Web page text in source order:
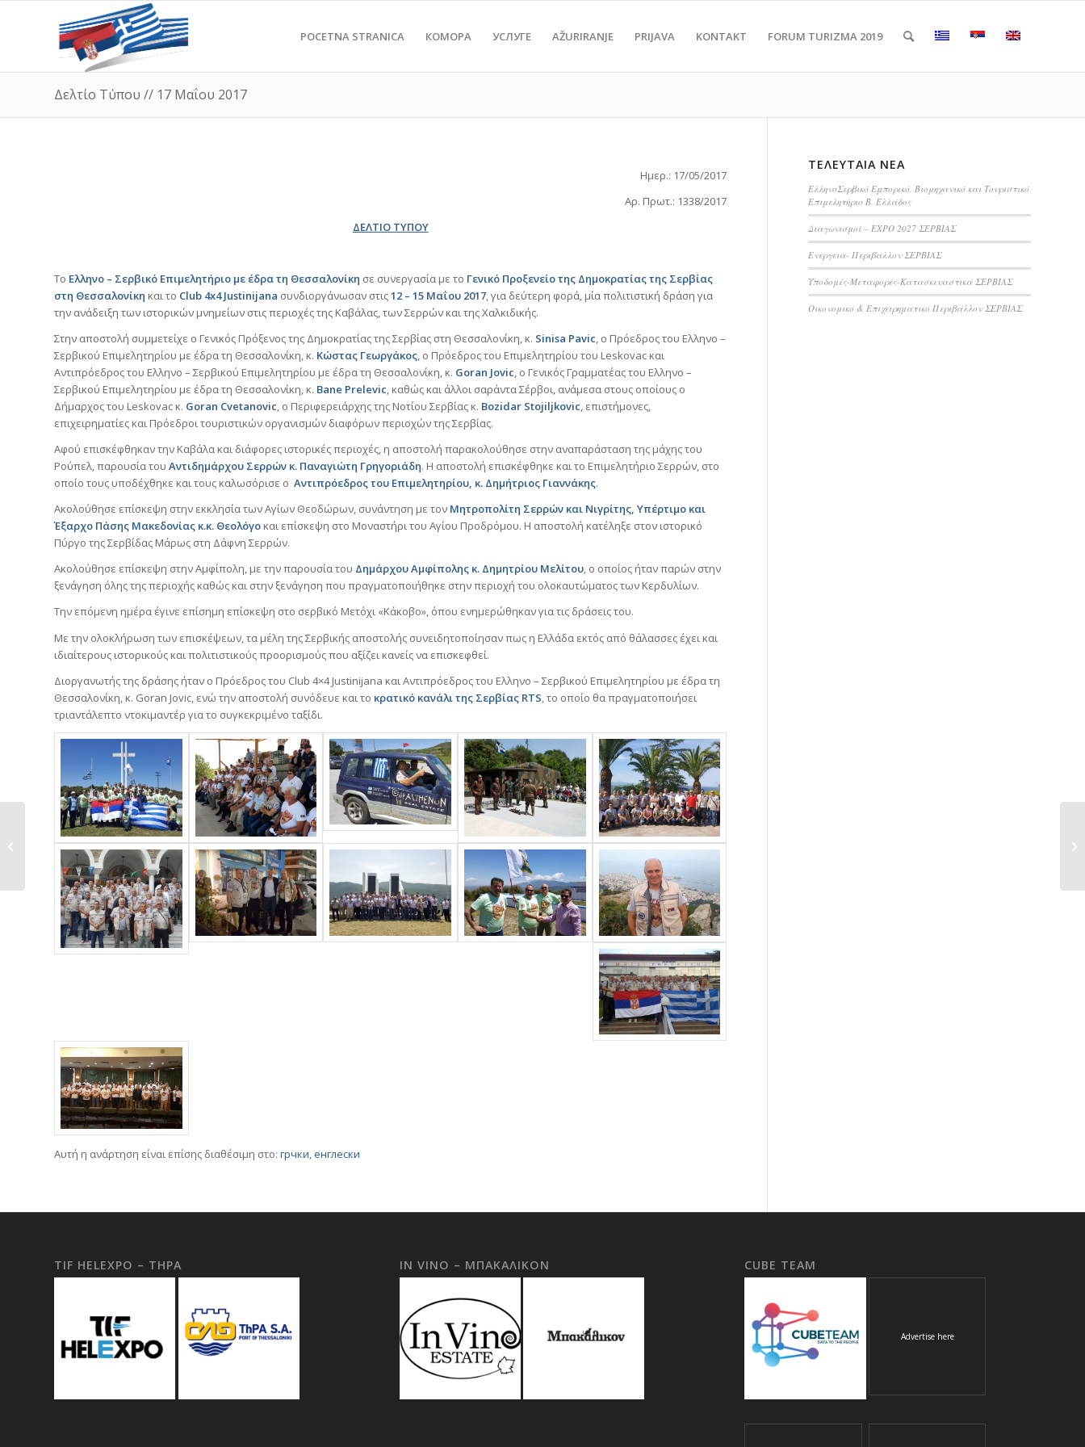
POCETNA STRANICA КОМОРА УСЛУГЕ AŽURIRANJE PRIJAVA KONTAKT FORUM TURIZMA 2019
Δελτίο Τύπου // 17 Μαΐου 2017
Ημερ.: 17/05/2017
Αρ. Πρωτ.: 1338/2017
ΔΕΛΤΙΟ ΤΥΠΟΥ
Το Ελληνο – Σερβικό Επιμελητήριο με έδρα τη Θεσσαλονίκη σε συνεργασία με το Γενικό Προξενείο της Δημοκρατίας της Σερβίας
στη Θεσσαλονίκη και το Club 4x4 Justinijana συνδιοργάνωσαν στις12 – 15 Μαΐου 2017, για δεύτερη φορά, μία πολιτιστική δράση για
την ανάδειξη των ιστορικών μνημείων στις περιοχές της Καβάλας, των Σερρών και της Χαλκιδικής.
Στην αποστολή συμμετείχε ο Γενικός Πρόξενος της Δημοκρατίας της Σερβίας στη Θεσσαλονίκη, κ. Sinisa Pavic, ο Πρόεδρος του Ελληνο –
Σερβικού Επιμελητηρίου με έδρα τη Θεσσαλονίκη, κ. Κώστας Γεωργάκος, ο Πρόεδρος του Επιμελητηρίου του Leskovac και
Αντιπρόεδρος του Ελληνο – Σερβικού Επιμελητηρίου με έδρα τη Θεσσαλονίκη, κ. Goran Jovic, ο Γενικός Γραμματέας του Ελληνο –
Σερβικού Επιμελητηρίου με έδρα τη Θεσσαλονίκη, κ. Bane Prelevic, καθώς και άλλοι σαράντα Σέρβοι, ανάμεσα στους οποίους ο
Δήμαρχος του Leskovac κ. Goran Cvetanovic, ο Περιφερειάρχης της Νοτίου Σερβίας κ. Bozidar Stojiljkovic, επιστήμονες,
επιχειρηματίες και Πρόεδροι τουριστικών οργανισμών διαφόρων περιοχών της Σερβίας.
Αφού επισκέφθηκαν την Καβάλα και διάφορες ιστορικές περιοχές, η αποστολή παρακολούθησε στην αναπαράσταση της μάχης του
Ρούπελ, παρουσία του Αντιδημάρχου Σερρών κ. Παναγιώτη Γρηγοριάδη. Η αποστολή επισκέφθηκε και το Επιμελητήριο Σερρών, στο
οποίο τους υποδέχθηκε και τους καλωσόρισε ο Αντιπρόεδρος του Επιμελητηρίου, κ. Δημήτριος Γιαννάκης.
Ακολούθησε επίσκεψη στην εκκλησία των Αγίων Θεοδώρων, συνάντηση με τον Μητροπολίτη Σερρών και Νιγρίτης, Υπέρτιμο και
Έξαρχο Πάσης Μακεδονίας κ.κ. Θεολόγο και επίσκεψη στο Μοναστήρι του Αγίου Προδρόμου. Η αποστολή κατέληξε στον ιστορικό
Πύργο της Σερβίδας Μάρως στη Δάφνη Σερρών.
Ακολούθησε επίσκεψη στην Αμφίπολη, με την παρουσία του Δημάρχου Αμφίπολης κ. Δημητρίου Μελίτου, ο οποίος ήταν παρών στην
ξενάγηση όλης της περιοχής καθώς και στην ξενάγηση που πραγματοποιήθηκε στην περιοχή του ολοκαυτώματος των Κερδυλίων.
Την επόμενη ημέρα έγινε επίσημη επίσκεψη στο σερβικό Μετόχι «Κάκοβο», όπου ενημερώθηκαν για τις δράσεις του.
Με την ολοκλήρωση των επισκέψεων, τα μέλη της Σερβικής αποστολής συνειδητοποίησαν πως η Ελλάδα εκτός από θάλασσες έχει και
ιδιαίτερους ιστορικούς και πολιτιστικούς προορισμούς που αξίζει κανείς να επισκεφθεί.
Διοργανωτής της δράσης ήταν ο Πρόεδρος του Club 4×4 Justinijana και Αντιπρόεδρος του Ελληνο – Σερβικού Επιμελητηρίου με έδρα τη
Θεσσαλονίκη, κ. Goran Jovic, ενώ την αποστολή συνόδευε και το κρατικό κανάλι της Σερβίας RTS , το οποίο θα πραγματοποιήσει
τριαντάλεπτο ντοκιμαντέρ για το συγκεκριμένο ταξίδι.
Αυτή η ανάρτηση είναι επίσης διαθέσιμη στο: грчки енглески
ΤΕΛΕΥΤΑΊΑ ΝΈΑ
ΕλληνοΣερβικό Εμπορικό, Βιομηχανικό και Τουριστικό
Επιμελητήριο Β. Ελλάδος
Διαγωνισμοί – EXPO 2027 ΣΕΡΒΙΑΣ
Ενέργεια- Περιβάλλον ΣΕΡΒΙΑΣ
Υποδομές-Μεταφορές-Κατασκευαστικά ΣΕΡΒΙΑΣ
Οικονομικό & Επιχειρηματικό Περιβάλλον ΣΕΡΒΙΑΣ
TIF HELEXPO – THPA IN VINO – ΜΠΑΚΑΛΙΚΟΝ CUBE TEAM
Advertise here
Money Show 2017 //
Συμμετοχή Σ.Ε.Α.Β.Ε.
και Ελληνο –...